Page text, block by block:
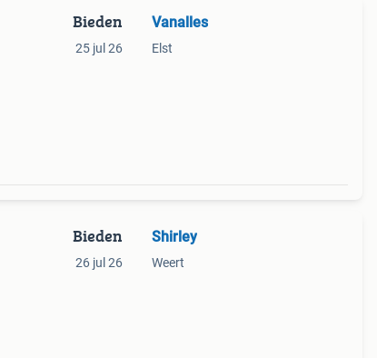
Bieden
25 jul 26
Vanalles
Elst
Bieden
26 jul 26
Shirley
Weert